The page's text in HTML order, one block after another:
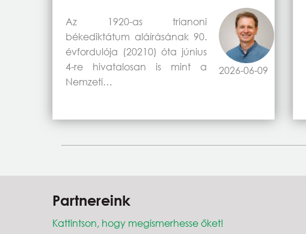
2026-06-09
Az 1920-as trianoni
békediktátum aláírásának 90.
évfordulója (20210) óta június
4-re hivatalosan is mint a
Nemzeti…
Partnereink
Kattintson, hogy megismerhesse őket!